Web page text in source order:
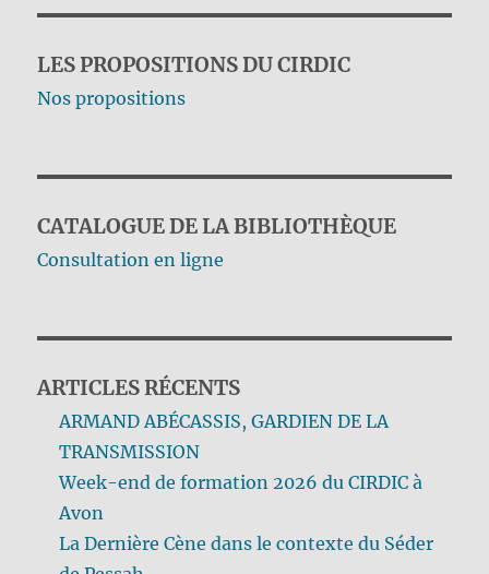
LES PROPOSITIONS DU CIRDIC
Nos propositions
CATALOGUE DE LA BIBLIOTHÈQUE
Consultation en ligne
ARTICLES RÉCENTS
ARMAND ABÉCASSIS, GARDIEN DE LA
TRANSMISSION
Week-end de formation 2026 du CIRDIC à
Avon
La Dernière Cène dans le contexte du Séder